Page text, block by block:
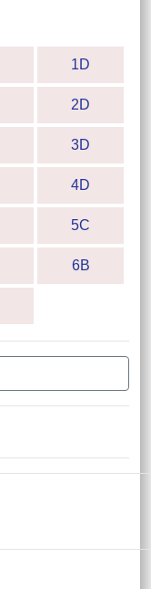
1D
2D
3D
4D
5C
6B